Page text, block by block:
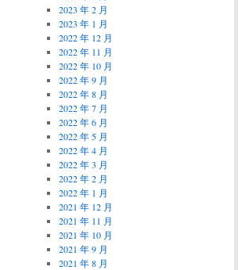
2023 年 2 月
2023 年 1 月
2022 年 12 月
2022 年 11 月
2022 年 10 月
2022 年 9 月
2022 年 8 月
2022 年 7 月
2022 年 6 月
2022 年 5 月
2022 年 4 月
2022 年 3 月
2022 年 2 月
2022 年 1 月
2021 年 12 月
2021 年 11 月
2021 年 10 月
2021 年 9 月
2021 年 8 月